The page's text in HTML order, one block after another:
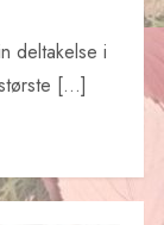
deltakelse i
[…]